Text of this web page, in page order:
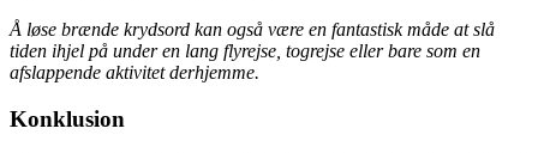
Å løse brænde krydsord kan også være en fantastisk måde at slå
tiden ihjel på under en lang flyrejse, togrejse eller bare som en
afslappende aktivitet derhjemme.
Konklusion